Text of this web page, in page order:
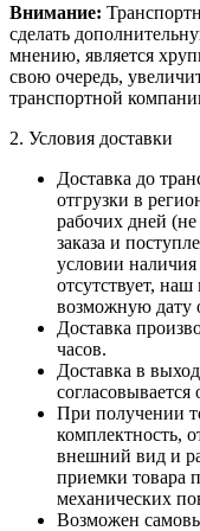
Внимание:
сделать
мнению, является
свою очередь,
транспортной
2. Условия доставки
Доставка до
отгрузки в
рабочих дней (не
заказа и
условии наличия
отсутствует,
возможную дату
Доставка
часов.
Доставка в
согласовывается
При получении
комплектность,
внешний вид и
приемки товара
механических
Возможен